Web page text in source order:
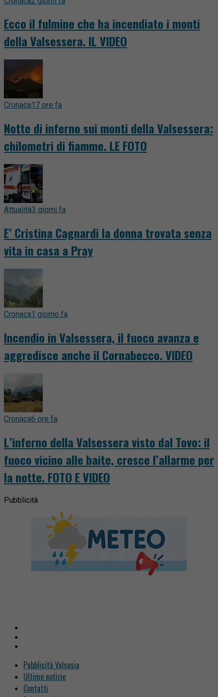
Ecco il fulmine che ha incendiato i monti
della Valsessera. IL VIDEO
Cronaca17 ore fa
Notte di inferno sui monti della Valsessera:
chilometri di fiamme. LE FOTO
Attualità3 giorni fa
E’ Cristina Cagnardi la donna trovata senza
vita in casa a Pray
Cronaca1 giorno fa
Incendio in Valsessera, il fuoco avanza e
aggredisce anche il Cornabecco. VIDEO
Cronaca6 ore fa
L’inferno della Valsessera visto dal Tovo: il
fuoco vicino alle baite, cresce l’allarme per
la notte. FOTO E VIDEO
Pubblicità
Pubblicità Valsesia
Ultime notizie
Contatti